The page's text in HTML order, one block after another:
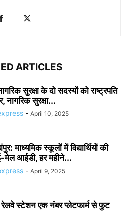
ARTICLES
सुरक्षा के दो सदस्यों को राष्ट्रपति
नागरिक सुरक्षा...
- April 10, 2025
माध्यमिक स्कूलाें में विद्यार्थियों की
मेल आईडी, हर महीने...
- April 9, 2025
रेलवे स्टेशन एक नंबर प्लेटफार्म से फुट